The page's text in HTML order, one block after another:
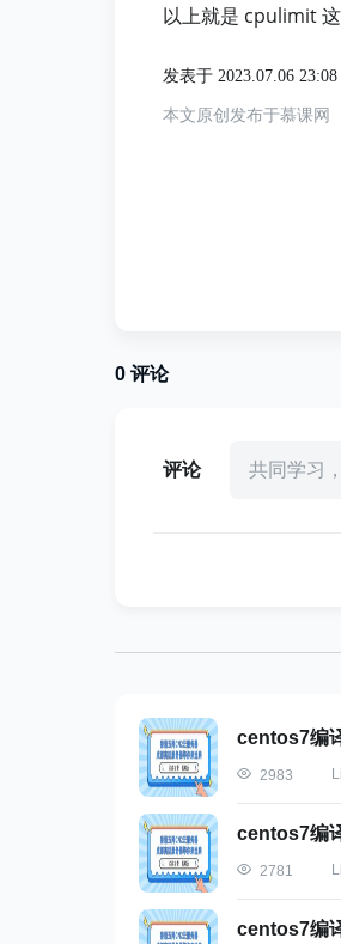
以上就是 cpulimit
发表于 2023.07.06 23:08
本文原创发布于慕课网
0 评论
评论 共同学习
centos7编
2983
centos7编
2781
centos7编